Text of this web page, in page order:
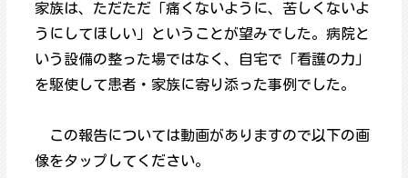
家族は、ただただ「痛くないように、苦しくないよ
うにしてほしい」ということが望みでした。病院と
いう設備の整った場ではなく、自宅で「看護の力」
を駆使して患者・家族に寄り添った事例でした。
この報告については動画がありますので以下の画
像をタップしてください。